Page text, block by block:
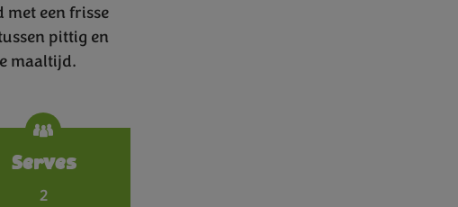
met een frisse
pittig en
maaltijd.
Serves
2